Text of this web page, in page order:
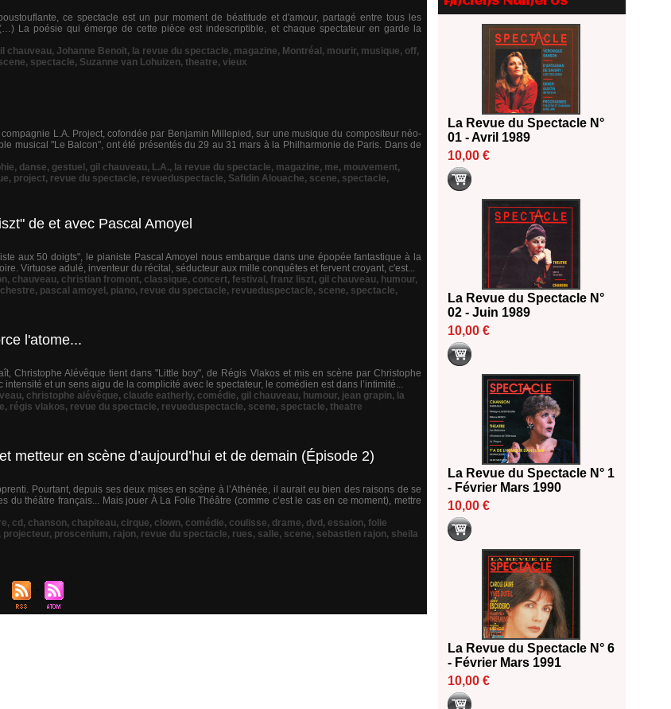
ce spectacle est un pur moment de béatitude et d'amour, partagé entre tous les
La poésie qui émerge de cette pièce est indescriptible, et chaque spectateur en garde la
chauveau, Johanne Benoit, la revue du spectacle, magazine, Montréal , mourir, musique, off,
, spectacle, Suzanne van Lohuizen, theatre, vieux
L.A. Project, cofondée par Benjamin Millepied, sur une musique du compositeur néo-
musical "Le Balcon", ont été présentés du 29 au 31 mars à la Philharmonie de Paris. Dans de
, danse, gestuel , gil chauveau, L.A., la revue du spectacle, magazine, me, mouvement,
, project, revue du spectacle, revueduspectacle, Safidin Alouache, scene, spectacle,
de et avec Pascal Amoyel
aux 50 doigts", le pianiste Pascal Amoyel nous embarque dans une épopée fantastique à la
Virtuose adulé, inventeur du récital, séducteur aux mille conquêtes et fervent croyant, c'est...
, chauveau, christian fromont, classique, concert, festival , franz liszt, gil chauveau, humour,
, pascal amoyel , piano, revue du spectacle, revueduspectacle, scene, spectacle,
l'atome...
Christophe Alévêque tient dans "Little boy", de Régis Vlakos et mis en scène par Christophe
et un sens aigu de la complicité avec le spectateur, le comédien est dans l’intimité...
, christophe alévêque, claude eatherly, comédie, gil chauveau, humour, jean grapin, la
, régis vlakos, revue du spectacle, revueduspectacle, scene, spectacle, theatre
en scène d’aujourd’hui et de demain (Épisode 2)
Pourtant, depuis ses deux mises en scène à l’Athénée, il aurait eu bien des raisons de se
du théâtre français... Mais jouer À La Folie Théâtre (comme c’est le cas en ce moment), mettre
, cd , chanson, chapiteau, cirque, clown, comédie, coulisse, drame, dvd , essaion, folie
, projecteur, proscenium, rajon, revue du spectacle, rues, salle, scene, sebastien rajon, sheila
Le palmarès des prix SACD
Les 10 lauréats du Fonds
Grandes Formes Théâtre 2026
Nomination de Nathalie
Garraud et Olivier Saccomano à
la direction du Théâtre de
Gennevilliers - CDN
13/06/2026
Dispositif SACD Auteurs
d'espaces : les lauréats 2026
La Revue du Spectacle N°
01 - Avril 1989
10,00 €
La Revue du Spectacle N°
02 - Juin 1989
10,00 €
La Revue du Spectacle N° 1
- Février Mars 1990
10,00 €
La Revue du Spectacle N° 6
- Février Mars 1991
10,00 €